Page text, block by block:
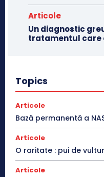
Articole
Un diagnostic
tratamentul care
Topics
Articole
Bază permanentă a
Articole
O raritate : pui de
Articole